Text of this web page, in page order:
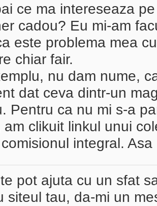
ce ma intereseaza
cadou? Eu mi-am
este problema mea
chiar fair.
nu dam nume,
dat ceva dintr-un
Pentru ca nu mi s-a
am clikuit linkul unui
integral.
pot ajuta cu un sfat
siteul tau, da-mi un